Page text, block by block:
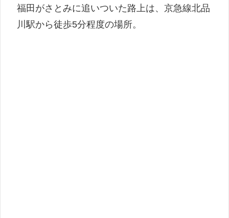
福田がさとみに追いついた路上は、京急線北品
川駅から徒歩5分程度の場所。